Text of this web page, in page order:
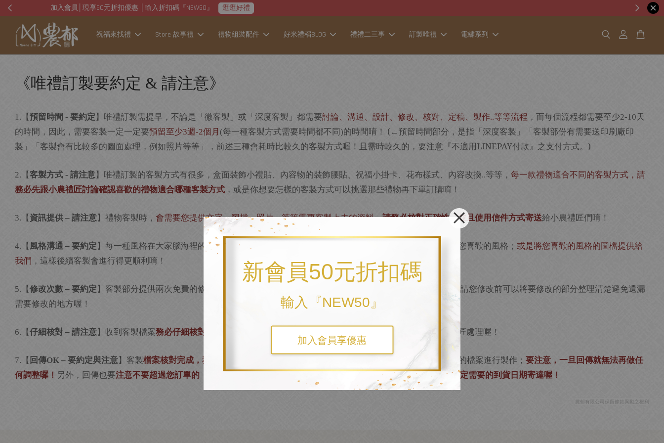
新會員50元折扣碼
輸入『NEW50』
加入會員享優惠
加入會員│現享50元折扣優惠 │輸入折扣碼『NEW50』
祝福來找禮 Store 故事禮 禮物組裝配件 好米禮稻BLOG 禮禮二三事 訂製唯禮 電繡系列
《唯禮訂製要約定 & 請注意》
1. 【預留時間 - 要約定】唯禮訂製需提早，不論是「微客製」或「深度客製」都需要討論、溝通、設計、修改、核對、定稿、製作..等等流程 ，而每個流程都需要至少2-10天
的時間，因此，需要客製一定一定要預留至少3週-2個月 (每一種客製方式需要時間都不同)的時間唷！ (←預留時間部分，是指「深度客製」「客製部份有需要送印刷廠印
製」「客製會有比較多的圖面處理，例如照片等等」，前述三種會耗時比較久的客製方式喔！且需時較久的，要注意『不適用LINEPAY付款』之支付方式。)
2. 【客製方式 - 請注意】唯禮訂製的客製方式有很多，盒面裝飾小禮貼、內容物的裝飾腰貼、祝福小掛卡、花布樣式、內容改換..等等， 每一款禮物適合不同的客製方式，請
務必先跟小農禮匠討論確認喜歡的禮物適合哪種客製方式 ，或是你想要怎樣的客製方式可以挑選那些禮物再下單訂購唷！
3. 【資訊提供 – 請注意】禮物客製時， 會需要您提供文字、圖檔、照片…等等需要客製上去的資料，請務必核對正確性，並且使用信件方式寄送給小農禮匠們唷！
4. 【風格溝通 – 要約定】每一種風格在大家腦海裡的認知都不太一樣，客製前， ，有沒有您喜歡的風格； 或是將您喜歡的風格的圖檔提供給
我們 ，這樣後續客製會進行得更順利唷！
5. 【修改次數 – 要約定】客製部分提供兩次免費的修改
，因此要請您修改前可以將要修改的部分整理清楚避免遺漏
需要修改的地方喔！
6. 【仔細核對 – 請注意】收到客製檔案務必仔細核對「文字資訊」「整體視覺」 如有誤植或需要調整都可以趕快請小農禮匠處理喔！
7. 【回傳OK – 要約定與注意】客製檔案核對完成，務必回傳「 文字給小農禮匠們，收到後我們會以最後確認的檔案進行製作； 要注意，一旦回傳就無法再做任
何調整囉！ 另外，回傳也要注意不要超過您訂單的「最後回傳日期」超過的話整體製作都有可能受到影響導致無法再您指定需要的到貨日期寄達喔！
農郁有限公司保留條款異動之權利